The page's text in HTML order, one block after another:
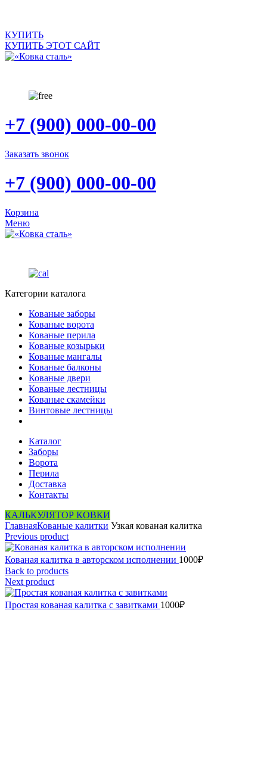
КУПИТЬ
КУПИТЬ ЭТОТ САЙТ
+7 (900) 000-00-00
Заказать звонок
+7 (900) 000-00-00
Корзина
Меню
Категории каталога
Кованые заборы
Кованые ворота
Кованые перила
Кованые козырьки
Кованые мангалы
Кованые балконы
Кованые двери
Кованые лестницы
Кованые скамейки
Винтовые лестницы
Каталог
Заборы
Ворота
Перила
Доставка
Контакты
КАЛЬКУЛЯТОР КОВКИ
ГлавнаяКованые калитки Узкая кованая калитка
Previous product
Кованая калитка в авторском исполнении 1000₽
Back to products
Next product
Простая кованая калитка с завитками 1000₽